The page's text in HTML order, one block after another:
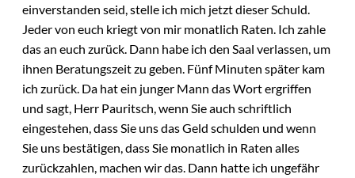
einverstanden seid, stelle ich mich jetzt dieser Schuld.
Jeder von euch kriegt von mir monatlich Raten. Ich zahle
das an euch zurück. Dann habe ich den Saal verlassen, um
ihnen Beratungszeit zu geben. Fünf Minuten später kam
ich zurück. Da hat ein junger Mann das Wort ergriffen
und sagt, Herr Pauritsch, wenn Sie auch schriftlich
eingestehen, dass Sie uns das Geld schulden und wenn
Sie uns bestätigen, dass Sie monatlich in Raten alles
zurückzahlen, machen wir das. Dann hatte ich ungefähr